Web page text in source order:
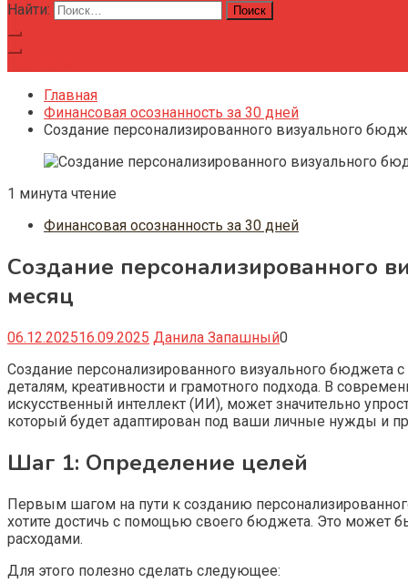
Найти:
Главная
Финансовая осознанность за 30 дней
Создание персонализированного визуального
1 минута чтение
Финансовая осознанность за 30 дней
Создание персонализированного
месяц
06.12.202516.09.2025 Данила Запашный0
Создание персонализированного визуального бюджета
деталям, креативности и грамотного подхода. В
искусственный интеллект (ИИ), может значительно
который будет адаптирован под ваши личные нужды и
Шаг 1: Определение целей
Первым шагом на пути к созданию
хотите достичь с помощью своего бюджета. Это может
расходами.
Для этого полезно сделать следующее: